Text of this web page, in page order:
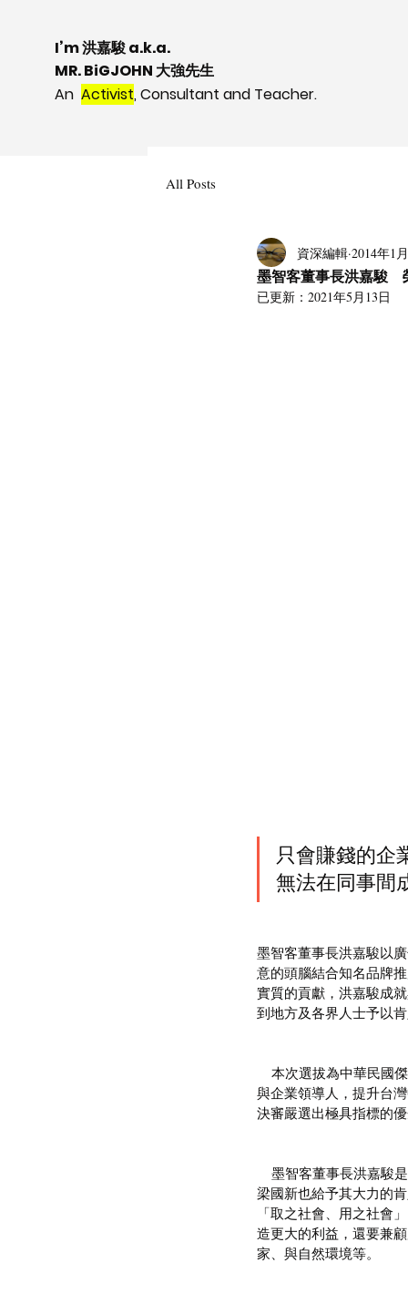
I’m 洪嘉駿 a.k.a.
MR. BiGJOHN 大強先生
An Activist, Consultant and Teacher.
All Posts
墨智客董事長洪嘉駿
資深編輯 2014年1
已更新： 2021年5月13日
只會賺錢的企
無法在同事
墨智客董事長洪嘉駿以
意的頭腦結合知名品牌
實質的貢獻，洪嘉駿成
到地方及各界人士予以
與企業領導人，提升台
決審嚴選出極具指標的
梁國新也給予其大力的
「取之社會、用之社會
造更大的利益，還要兼
家、與自然環境等。